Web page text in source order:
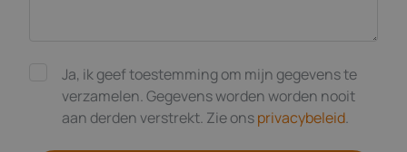
Ja, ik geef toestemming om mijn gegevens te
verzamelen. Gegevens worden worden nooit
aan derden verstrekt. Zie onsprivacybeleid.